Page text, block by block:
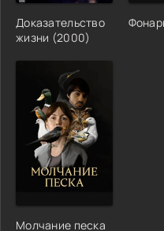
Доказательство
жизни (2000)
Молчание песка